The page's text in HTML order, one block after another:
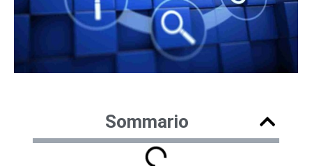
Sommario